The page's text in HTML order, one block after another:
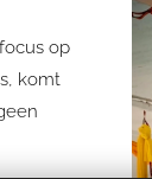
op
komt